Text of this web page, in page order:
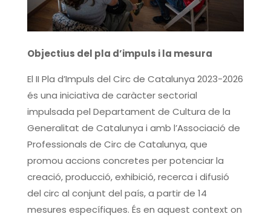
Objectius del pla d’impuls i la mesura
El II Pla d’Impuls del Circ de Catalunya 2023-2026
és una iniciativa de caràcter sectorial
impulsada pel Departament de Cultura de la
Generalitat de Catalunya i amb l’Associació de
Professionals de Circ de Catalunya, que
promou accions concretes per potenciar la
creació, producció, exhibició, recerca i difusió
del circ al conjunt del país, a partir de 14
mesures específiques. És en aquest context on